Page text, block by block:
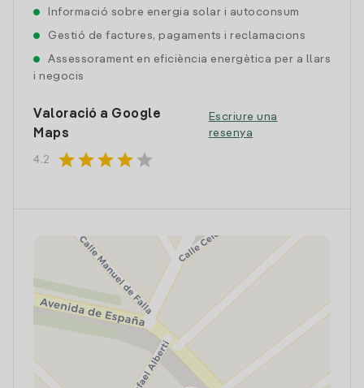
Informació sobre energia solar i autoconsum
Gestió de factures, pagaments i reclamacions
Assessorament en eficiència energètica per a llars
i negocis
Valoració a Google
Maps
4.2 starstarstarstar star
Escriure una
resenya